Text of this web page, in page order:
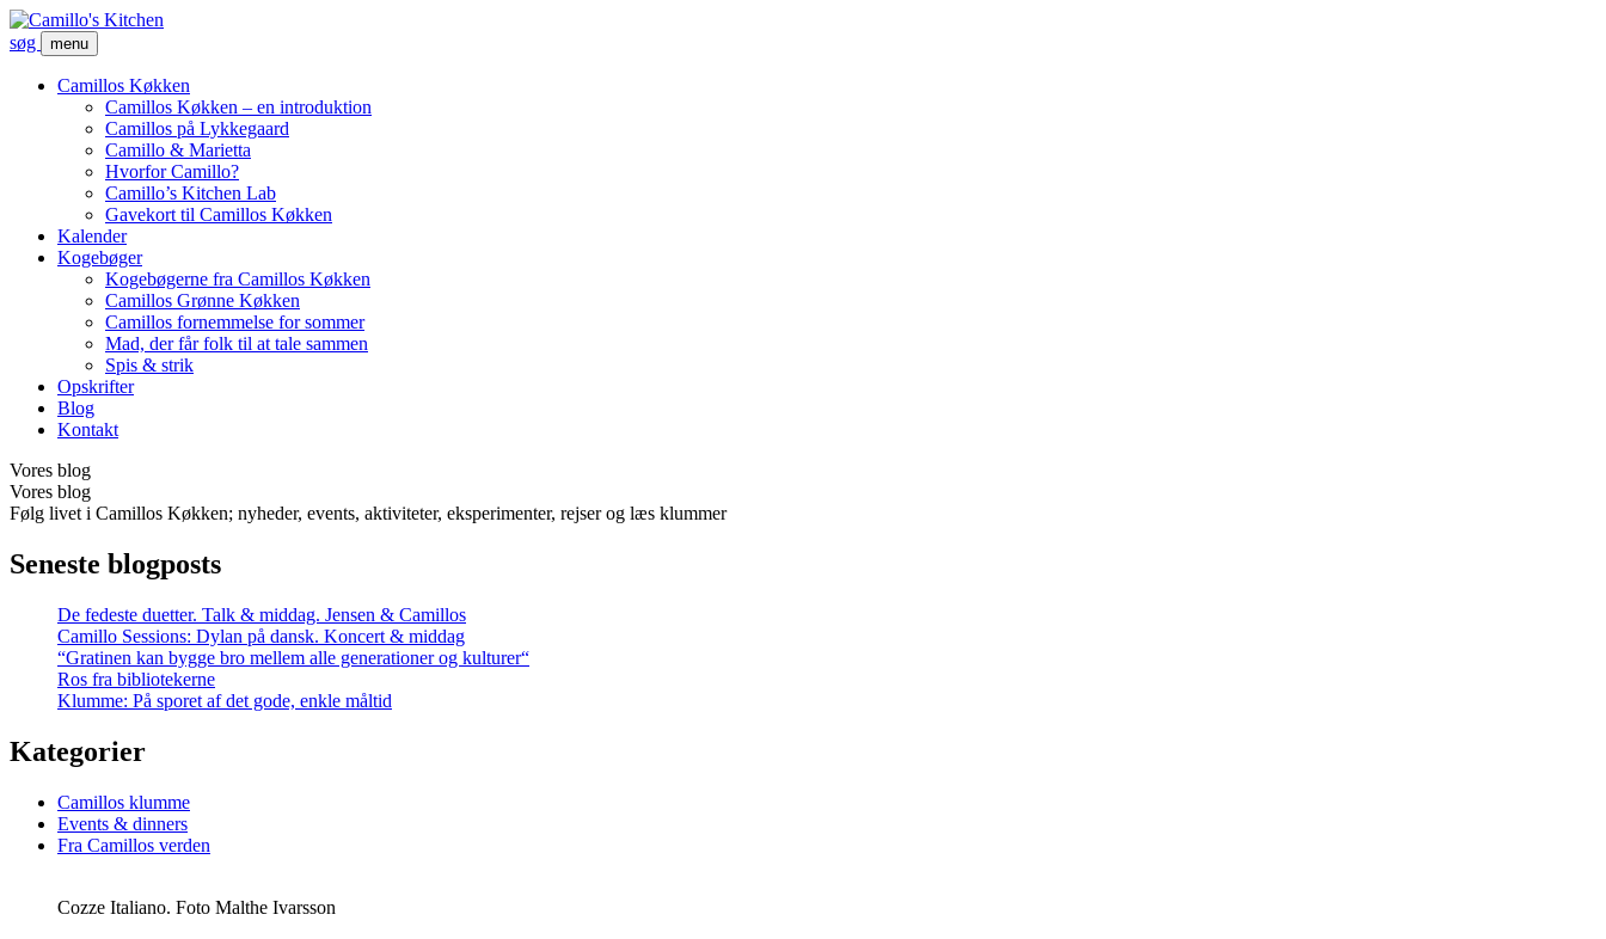
søg menu
Camillos Køkken
Camillos Køkken – en introduktion
Camillos på Lykkegaard
Camillo & Marietta
Hvorfor Camillo?
Camillo’s Kitchen Lab
Gavekort til Camillos Køkken
Kalender
Kogebøger
Kogebøgerne fra Camillos Køkken
Camillos Grønne Køkken
Camillos fornemmelse for sommer
Mad, der får folk til at tale sammen
Spis & strik
Opskrifter
Blog
Kontakt
Vores blog
Vores blog
Følg livet i Camillos Køkken; nyheder, events, aktiviteter, eksperimenter, rejser og læs klummer
Seneste blogposts
De fedeste duetter. Talk & middag. Jensen & Camillos
Camillo Sessions: Dylan på dansk. Koncert & middag
“Gratinen kan bygge bro mellem alle generationer og kulturer“
Ros fra bibliotekerne
Klumme: På sporet af det gode, enkle måltid
Kategorier
Camillos klumme
Events & dinners
Fra Camillos verden
Cozze Italiano. Foto Malthe Ivarsson